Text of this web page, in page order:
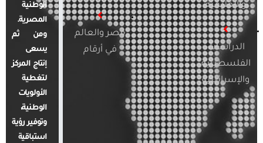
والإقليمية
الدراسات
الفلسطينية
والإسرائيلية
مصر والعالم
في أرقام
الوطنية
المصرية.
ومن ثم
يسعى
إنتاج المركز
لتغطية
الأولويات
الوطنية،
وتوفير رؤية
استباقية